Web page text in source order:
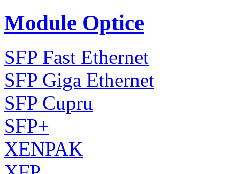
Module Optice
SFP Fast Ethernet
SFP Giga Ethernet
SFP Cupru
SFP+
XENPAK